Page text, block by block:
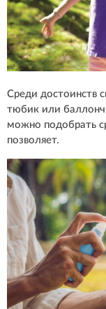
Среди достоинств
тюбик или
можно подобрать
позволяет.